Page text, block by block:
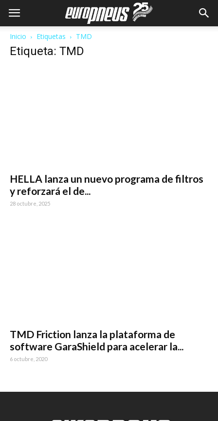
Inicio Etiquetas TMD
Etiqueta: TMD
HELLA lanza un nuevo programa de filtros
y reforzará el de...
28 octubre, 2025
TMD Friction lanza la plataforma de
software GaraShield para acelerar la...
6 octubre, 2020